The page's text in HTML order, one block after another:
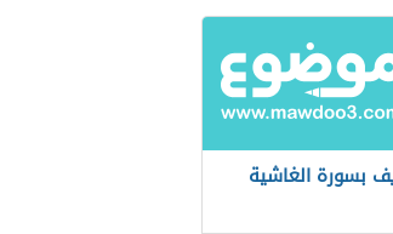
بسورة الغاشية